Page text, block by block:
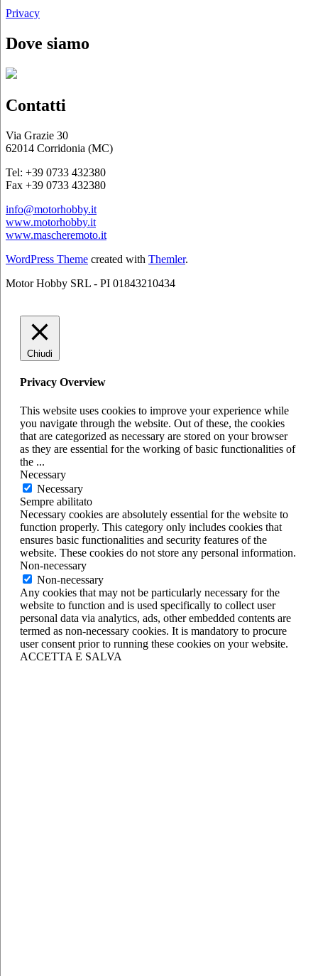
Privacy
Dove siamo
Contatti
Via Grazie 30
62014 Corridonia (MC)
Tel: +39 0733 432380
Fax +39 0733 432380
info@motorhobby.it
www.motorhobby.it
www.mascheremoto.it
WordPress Theme created with Themler.
Motor Hobby SRL - PI 01843210434
Chiudi
Privacy Overview
This website uses cookies to improve your experience while
you navigate through the website. Out of these, the cookies
that are categorized as necessary are stored on your browser
as they are essential for the working of basic functionalities of
the ...
Necessary
Necessary
Sempre abilitato
Necessary cookies are absolutely essential for the website to
function properly. This category only includes cookies that
ensures basic functionalities and security features of the
website. These cookies do not store any personal information.
Non-necessary
Non-necessary
Any cookies that may not be particularly necessary for the
website to function and is used specifically to collect user
personal data via analytics, ads, other embedded contents are
termed as non-necessary cookies. It is mandatory to procure
user consent prior to running these cookies on your website.
ACCETTA E SALVA